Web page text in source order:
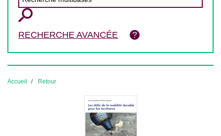
RECHERCHE AVANCÉE
Accueil Retour